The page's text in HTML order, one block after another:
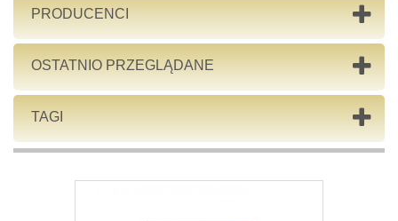
PRODUCENCI
OSTATNIO PRZEGLĄDANE
TAGI